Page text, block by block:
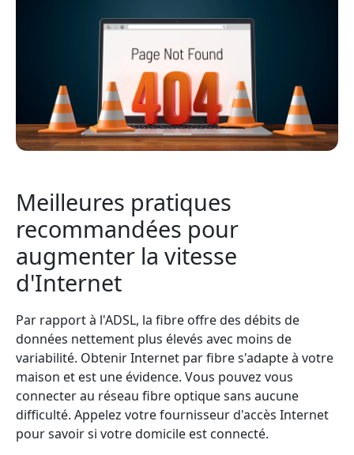
Meilleures pratiques
recommandées pour
augmenter la vitesse
d'Internet
Par rapport à l'ADSL, la fibre offre des débits de
données nettement plus élevés avec moins de
variabilité. Obtenir Internet par fibre s'adapte à votre
maison et est une évidence. Vous pouvez vous
connecter au réseau fibre optique sans aucune
difficulté. Appelez votre fournisseur d'accès Internet
pour savoir si votre domicile est connecté.